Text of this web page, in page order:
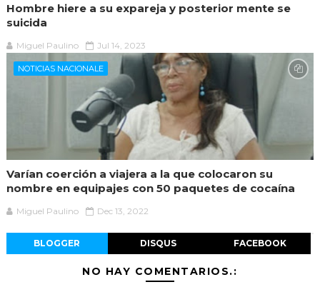
Hombre hiere a su expareja y posterior mente se
suicida
Miguel Paulino Jul 14, 2023
NOTICIAS NACIONALE
Varían coerción a viajera a la que colocaron su
nombre en equipajes con 50 paquetes de cocaína
Miguel Paulino Dec 13, 2022
BLOGGER DISQUS FACEBOOK
NO HAY COMENTARIOS.: